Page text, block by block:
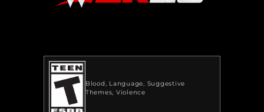
Blood Language Suggestive
Themes Violence